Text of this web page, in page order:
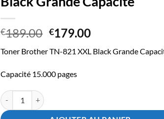
€189.00 Le
initial
était :
€189.00.
€179.00Le
actuel
Toner Brother TN-821 XXL Black Grande
Capacité 15.000 pages
quantité de Toner Brother TN-821 XXL Black Grande